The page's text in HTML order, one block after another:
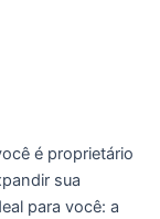
é proprietário
sua
para você: a